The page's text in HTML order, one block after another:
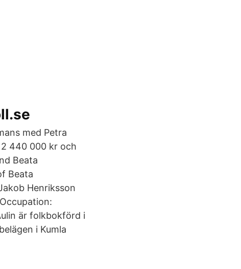
med Petra
440 000 kr och
Beata
Beata
Henriksson
är folkbokförd i
i Kumla